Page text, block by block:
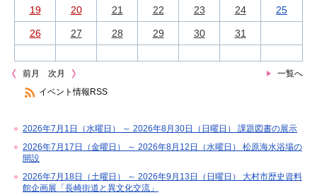
19 20 21 22 23 24 25
26 27 28 29 30 31
前月 一覧へ
次月
イベント情報RSS
2026年7月1日（水曜日） ～ 2026年8月30日（日曜日） 課題図書の展示
2026年7月17日（金曜日） ～ 2026年8月12日（水曜日） 松原海水浴場の
開設
2026年7月18日（土曜日） ～ 2026年9月13日（日曜日） 大村市歴史資料
館企画展「長崎街道と異文化交流」